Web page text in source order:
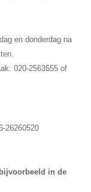
en donderdag na
020-2563555 of
26260520
in de